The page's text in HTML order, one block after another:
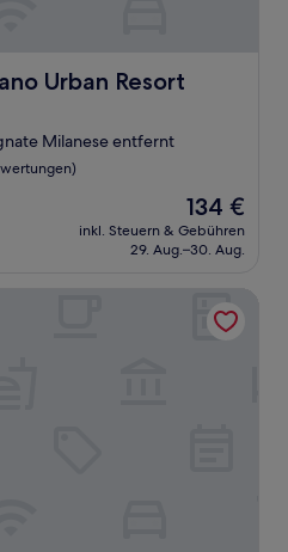
Urban Resort
Resort
Milanese entfernt
Der
Preis
beträgt
134 €
inkl. Steuern & Gebühren
29. Aug.–30. Aug.